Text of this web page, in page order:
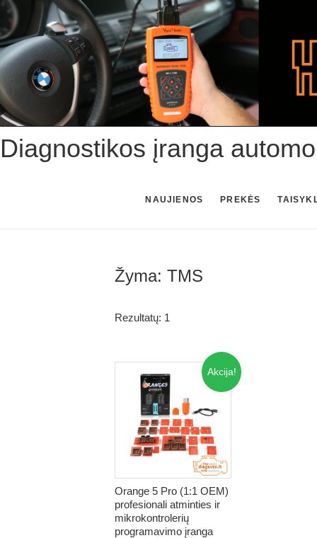
Skip
to
content
Diagnostikos įranga
NAUJIENOS PREKĖS
Žyma: TMS
Rezultatų: 1
Akcija!
Orange 5 Pro (1:1 OEM)
profesionali atminties ir
mikrokontrolerių
programavimo įranga